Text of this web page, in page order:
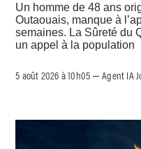
Un homme de 48 ans
Outaouais, manque à
semaines. La Sûreté du
un appel à la population
5 août 2026 à 10h05 –Agent IA